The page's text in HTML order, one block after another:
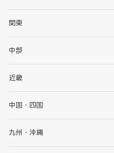
北海道
岩手県
秋田県
関東
茨城県
群馬県
千葉県
神奈川県
中部
新潟県
石川県
山梨県
近畿
大阪府
京都府
中国・四国
鳥取県
九州・沖縄